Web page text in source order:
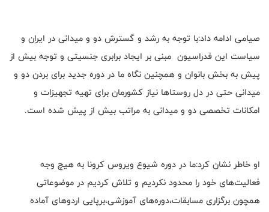
صیامی ادامه داد:با توجه به رشد و گسترش دو و میدانی در ایران و
سیاست این فدراسیون مبنی بر ایجاد برابری جنسیتی و توجه بیش از
پیش به بخش بانوان و همچنین نگاه ما در دوره جدید برای بردن دو و
میدانی حتی در دل روستاها نیاز کشورمان برای تهیه تجهیزات و
امکانات تخصصی دو و میدانی به مراتب بیش از پیش شده است.
او خاطر نشان کرد:ما در دوره شیوع ویروس کرونا به هیچ وجه
فعالیت‌های خود را محدود نکردیم و تلاش کردیم در موضوعاتی
همچون برگزاری مسابقات،دوره‌های آموزشی،برپایی اردوهای آماده